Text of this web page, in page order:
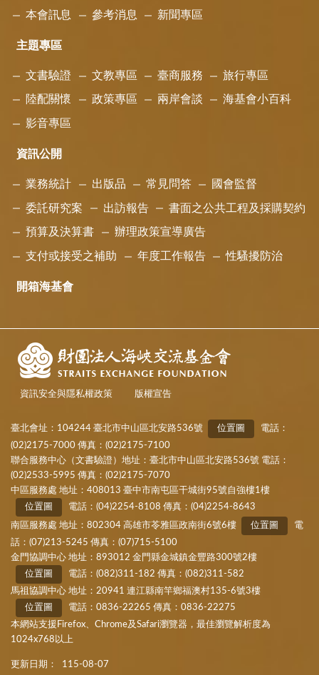
本會訊息 參考消息 新聞專區
主題專區
文書驗證 文教專區 臺商服務 旅行專區
陸配關懷 政策專區 兩岸會談 海基會小百科
影音專區
資訊公開
業務統計 出版品 常見問答 國會監督
委託研究案 出訪報告 書面之公共工程及採購契約
預算及決算書 辦理政策宣導廣告
支付或接受之補助 年度工作報告 性騷擾防治
開箱海基會
資訊安全與隱私權政策 版權宣告
臺北會址：104244 臺北市中山區北安路536號 位置圖
電話：
(02)2175-7000 傳真：(02)2175-7100
聯合服務中心（文書驗證）地址：臺北市中山區北安路536號 電話：
(02)2533-5995 傳真：(02)2175-7070
中區服務處 地址：408013 臺中市南屯區干城街95號自強樓1樓
位置圖
電話：(04)2254-8108 傳真：(04)2254-8643
南區服務處 地址：802304 高雄市苓雅區政南街6號6樓
位置圖
電
話：(07)213-5245 傳真：(07)715-5100
金門協調中心 地址：893012 金門縣金城鎮金豐路300號2樓
位置圖
電話：(082)311-182 傳真：(082)311-582
馬祖協調中心 地址：20941 連江縣南竿鄉福澳村135-6號3樓
位置圖
電話：0836-22265 傳真：0836-22275
本網站支援Firefox、Chrome及Safari瀏覽器，最佳瀏覽解析度為
1024x768以上
更新日期： 115-08-07